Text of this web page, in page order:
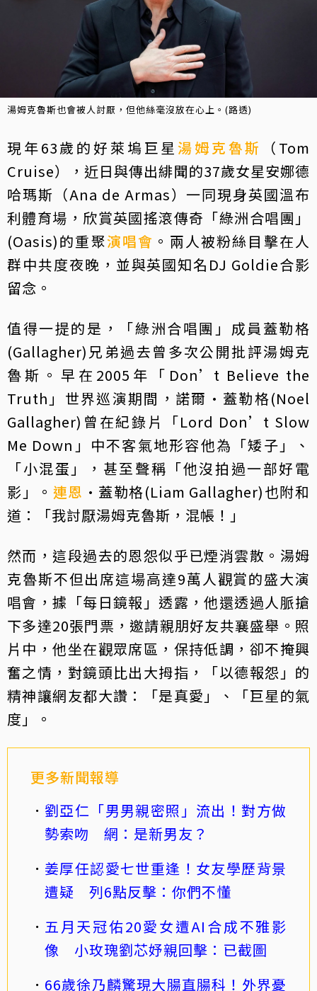
湯姆克魯斯也會被人討厭，但他絲毫沒放在心上。(路透)
現年63歲的好萊塢巨星 湯姆克魯斯
（Tom
Cruise），近日與傳出緋聞的37歲女星安娜德
哈瑪斯（Ana de Armas）一同現身英國溫布
利體育場，欣賞英國搖滾傳奇「綠洲合唱團」
(Oasis)的重聚演唱會 。兩人被粉絲目擊在人
群中共度夜晚，並與英國知名DJ Goldie合影
留念。
值得一提的是，「綠洲合唱團」成員蓋勒格
(Gallagher)兄弟過去曾多次公開批評湯姆克
魯斯。早在2005年「Don’t Believe the
Truth」世界巡演期間，諾爾·蓋勒格(Noel
Gallagher)曾在紀錄片「Lord Don’t Slow
Me Down」中不客氣地形容他為「矮子」、
「小混蛋」，甚至聲稱「他沒拍過一部好電
影」。 連恩 ·蓋勒格(Liam Gallagher)也附和
道：「我討厭湯姆克魯斯，混帳！」
然而，這段過去的恩怨似乎已煙消雲散。湯姆
克魯斯不但出席這場高達9萬人觀賞的盛大演
唱會，據「每日鏡報」透露，他還透過人脈搶
下多達20張門票，邀請親朋好友共襄盛舉。照
片中，他坐在觀眾席區，保持低調，卻不掩興
奮之情，對鏡頭比出大拇指，「以德報怨」的
精神讓網友都大讚：「是真愛」、「巨星的氣
度」。
更多新聞報導
劉亞仁「男男親密照」流出！對方做
勢索吻 網：是新男友？
姜厚任認愛七世重逢！女友學歷背景
遭疑 列6點反擊：你們不懂
五月天冠佑20愛女遭AI合成不雅影
像 小玫瑰劉芯妤親回擊：已截圖
66歲徐乃麟驚現大腸直腸科！外界憂